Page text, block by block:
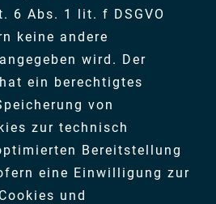
6 Abs. 1 lit. f DSGVO
keine andere
wird. Der
ein berechtigtes
von
zur technisch
Bereitstellung
eine Einwilligung zur
und